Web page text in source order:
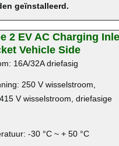
geïnstalleerd.
2 EV AC Charging
Vehicle Side
16A/32A driefasig
250 V wisselstroom,
V wisselstroom, driefasige
-30 °C ~ + 50 °C